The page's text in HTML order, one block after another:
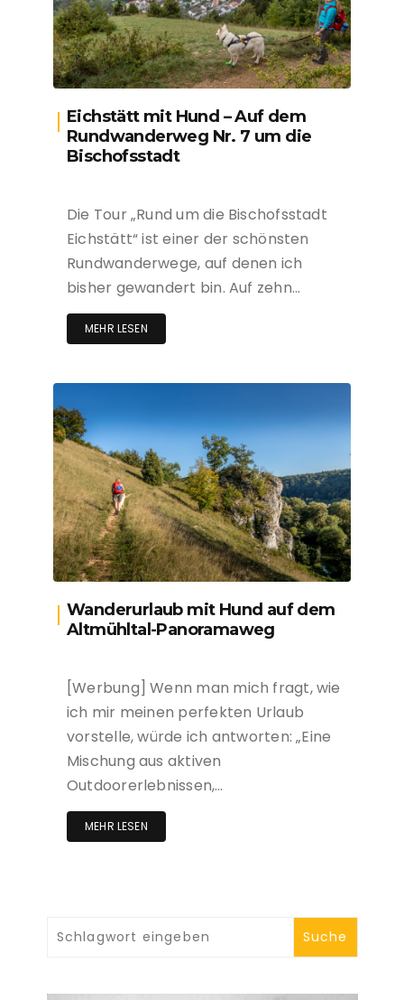
Eichstätt mit Hund – Auf dem
Rundwanderweg Nr. 7 um die
Bischofsstadt
Die Tour „Rund um die Bischofsstadt
Eichstätt“ ist einer der schönsten
Rundwanderwege, auf denen ich
bisher gewandert bin. Auf zehn…
MEHR LESEN
Wanderurlaub mit Hund auf dem
Altmühltal-Panoramaweg
[Werbung] Wenn man mich fragt, wie
ich mir meinen perfekten Urlaub
vorstelle, würde ich antworten: „Eine
Mischung aus aktiven
Outdoorerlebnissen,…
MEHR LESEN